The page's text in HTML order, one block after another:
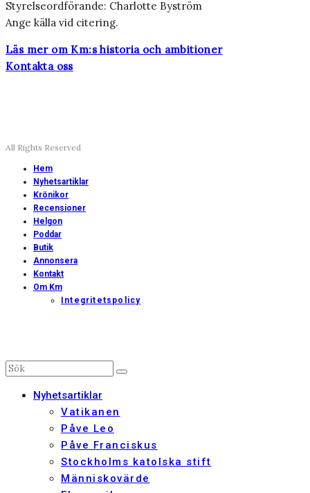
Styrelseordförande: Charlotte Byström
Ange källa vid citering.
Läs mer om Km:s historia och ambitioner
Kontakta oss
All Rights Reserved
Hem
Nyhetsartiklar
Krönikor
Recensioner
Helgon
Poddar
Butik
Annonsera
Kontakt
Om Km
Integritetspolicy
Nyhetsartiklar
Vatikanen
Påve Leo
Påve Franciskus
Stockholms katolska stift
Människovärde